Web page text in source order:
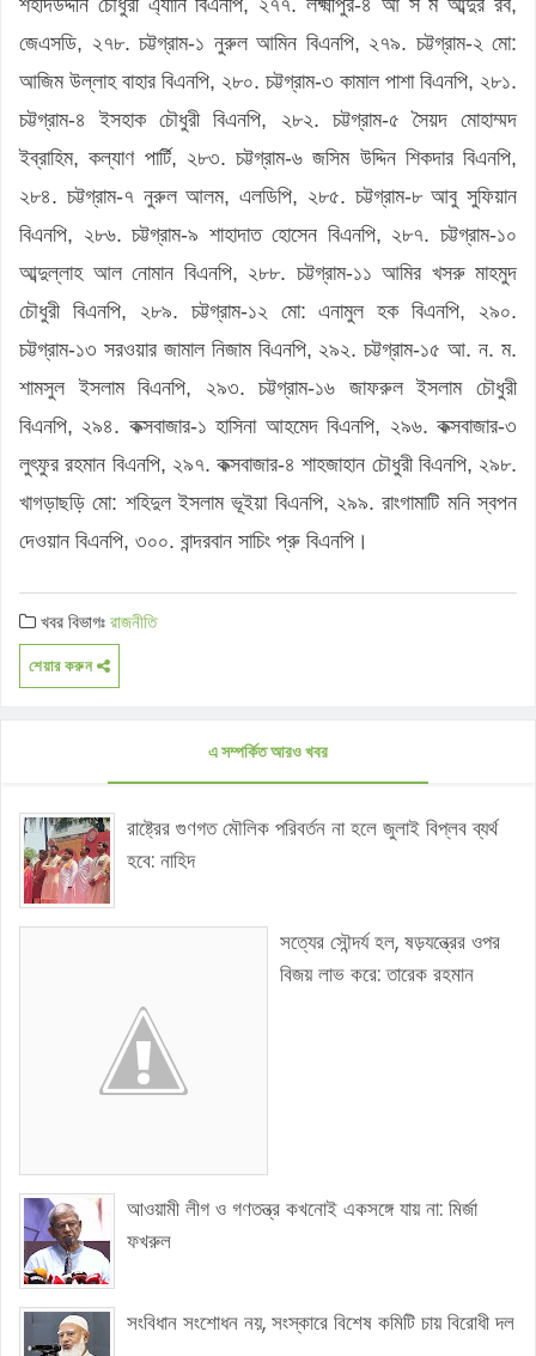
খবর বিভাগঃরাজনীতি
শেয়ার করুন
এ সম্পর্কিত আরও খবর
রাষ্ট্রের গুণগত মৌলিক পরিবর্তন না হলে জুলাই বিপ্লব ব্যর্থ
হবে: নাহিদ
সত্যের সৌন্দর্য হল, ষড়যন্ত্রের ওপর
বিজয় লাভ করে: তারেক রহমান
আওয়ামী লীগ ও গণতন্ত্র কখনোই একসঙ্গে যায় না: মির্জা
ফখরুল
সংবিধান সংশোধন নয়, সংস্কারে বিশেষ কমিটি চায় বিরোধী দল